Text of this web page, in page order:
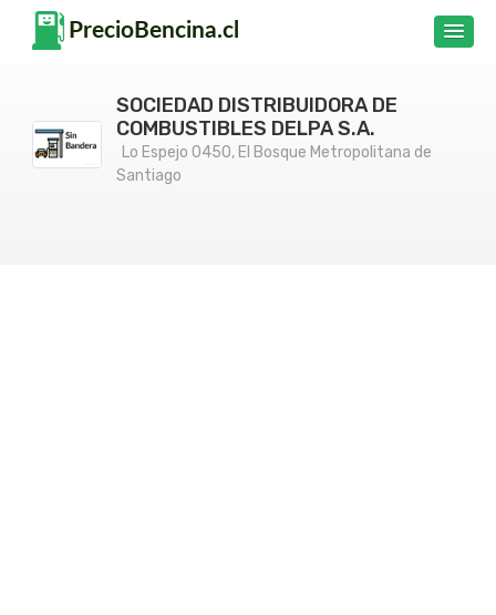
SOCIEDAD DISTRIBUIDORA DE
COMBUSTIBLES DELPA S.A.
Lo Espejo 0450, El Bosque Metropolitana de
Santiago